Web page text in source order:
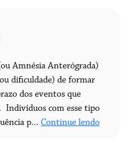
Amnésia Anterógrada)
dificuldade) de formar
dos eventos que
Indivíduos com esse tipo
p... Continue lendo